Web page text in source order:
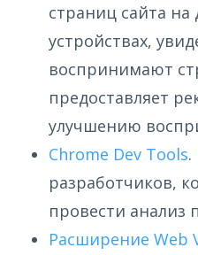
страниц сайта
устройствах,
воспринимают
предоставляет
улучшению
Chrome Dev Tools.
разработчиков,
провести анализ
Расширение Web